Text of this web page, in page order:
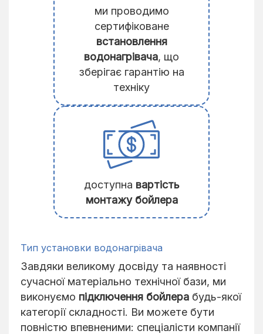
ми проводимо
сертифіковане
встановлення
водонагрівача, що
зберігає гарантію на
техніку
доступна вартість
монтажу бойлера
Тип установки водонагрівача
Завдяки великому досвіду та наявності
сучасної матеріально технічної бази, ми
виконуємо підключення бойлера будь-якої
категорії складності. Ви можете бути
повністю впевненими: спеціалісти компанії